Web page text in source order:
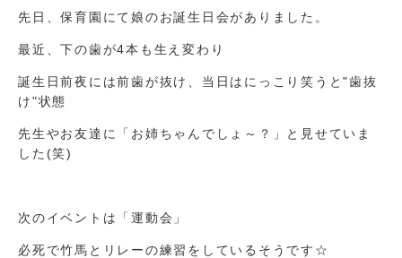
先日、保育園にて娘のお誕生日会がありました。
最近、下の歯が4本も生え変わり
誕生日前夜には前歯が抜け、当日はにっこり笑うと"歯抜
け"状態
先生やお友達に「お姉ちゃんでしょ～？」と見せていま
した(笑)
次のイベントは「運動会」
必死で竹馬とリレーの練習をしているそうです☆